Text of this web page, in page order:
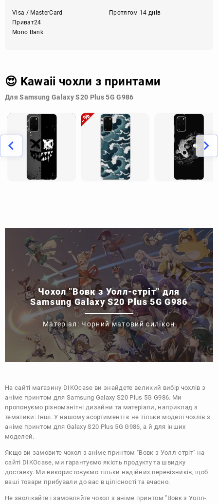
Visa / MasterCard
Приват24
Mono Bank
Протягом 14 днів
😍 Kawaii чохли з принтами
Для Samsung Galaxy S20 Plus 5G G986
Чохол "Вовк з Уолл-стріт" для
Samsung Galaxy S20 Plus 5G G986
Матеріал: Чорний матовий силікон
На сайті магазину DIKOcase ви знайдете великий вибір чохлів з
аніме принтом для Samsung Galaxy S20 Plus 5G G986. Ми
пропонуємо різноманітні дизайни та матеріали, наприклад з
тематики: Інші. У нашому асортименті є не тільки моделі чохлів з
аніме принтом для Galaxy S20 Plus 5G G986, а й для інших
моделей.
Якщо ви замовите чохол з аніме принтом "Вовк з Уолл-стріт" на
сайті DIKOcase, ми гарантуємо якість продукту та швидку
доставку. Ми використовуємо тільки надійних перевізників, щоб
ваші товари прибували до вас в цілісності та вчасно.
Не зволікайте і замовляйте чохол з аніме принтом "Вовк з Уолл-